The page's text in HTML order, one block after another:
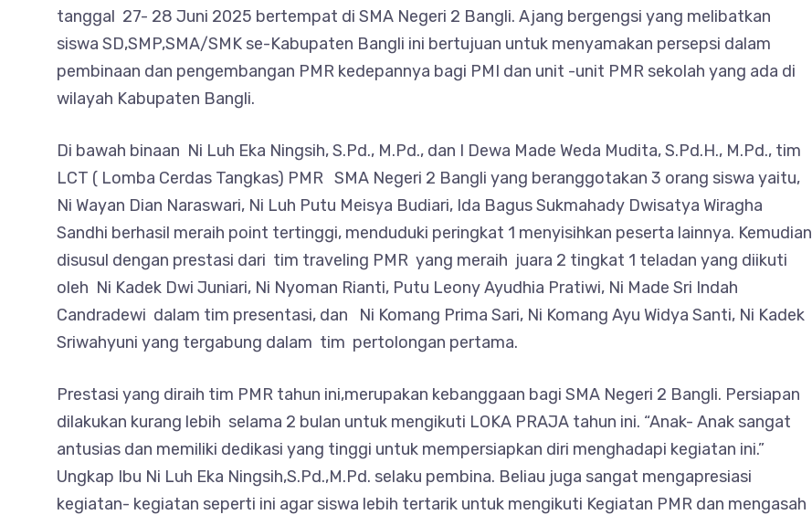
tanggal 27- 28 Juni 2025 bertempat di SMA Negeri 2 Bangli. Ajang bergengsi yang melibatkan
siswa SD,SMP,SMA/SMK se-Kabupaten Bangli ini bertujuan untuk menyamakan persepsi dalam
pembinaan dan pengembangan PMR kedepannya bagi PMI dan unit -unit PMR sekolah yang ada di
wilayah Kabupaten Bangli.
Di bawah binaan Ni Luh Eka Ningsih, S.Pd., M.Pd., dan I Dewa Made Weda Mudita, S.Pd.H., M.Pd., tim
LCT ( Lomba Cerdas Tangkas) PMR SMA Negeri 2 Bangli yang beranggotakan 3 orang siswa yaitu,
Ni Wayan Dian Naraswari, Ni Luh Putu Meisya Budiari, Ida Bagus Sukmahady Dwisatya Wiragha
Sandhi berhasil meraih point tertinggi, menduduki peringkat 1 menyisihkan peserta lainnya. Kemudian
disusul dengan prestasi dari tim traveling PMR yang meraih juara 2 tingkat 1 teladan yang diikuti
oleh Ni Kadek Dwi Juniari, Ni Nyoman Rianti, Putu Leony Ayudhia Pratiwi, Ni Made Sri Indah
Candradewi dalam tim presentasi, dan Ni Komang Prima Sari, Ni Komang Ayu Widya Santi, Ni Kadek
Sriwahyuni yang tergabung dalam tim pertolongan pertama.
Prestasi yang diraih tim PMR tahun ini,merupakan kebanggaan bagi SMA Negeri 2 Bangli. Persiapan
dilakukan kurang lebih selama 2 bulan untuk mengikuti LOKA PRAJA tahun ini. “Anak- Anak sangat
antusias dan memiliki dedikasi yang tinggi untuk mempersiapkan diri menghadapi kegiatan ini.”
Ungkap Ibu Ni Luh Eka Ningsih,S.Pd.,M.Pd. selaku pembina. Beliau juga sangat mengapresiasi
kegiatan- kegiatan seperti ini agar siswa lebih tertarik untuk mengikuti Kegiatan PMR dan mengasah